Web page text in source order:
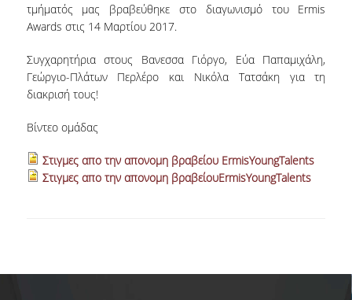
ΔΙΟΙΚΗΤΙΚΟ ΠΡΟΣΩΠΙΚΟ
ΜΗΤΡΩΑ ΜΕΛΩΝ ΤΜΗΜΑΤΟΣ
ΥΠΟΨΗΦΙΟΙ ΦΟΙΤΗΤΕΣ
ΠΡΑΚΤΙΚΗ ΑΣΚΗΣΗ
τμήματός μας βραβεύθηκε στο διαγωνισμό του Ermis
Awards στις 14 Μαρτίου 2017.
Συγχαρητήρια στους Βανεσσα Γιόργο, Εύα Παπαμιχάλη,
Γεώργιο-Πλάτων Περλέρο και Νικόλα Τατσάκη για τη
διακρισή τους!
Βίντεο ομάδας
Στιγμες απο την απονομη βραβείου ErmisYoungTalents
Στιγμες απο την απονομη βραβείουErmisYoungTalents